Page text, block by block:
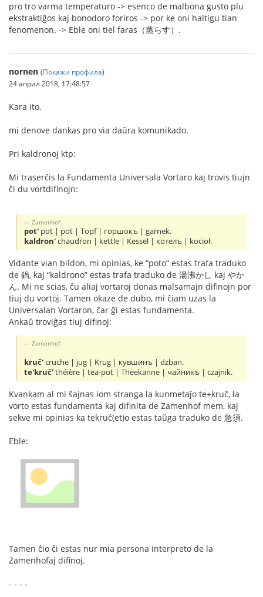
pro tro varma temperaturo -> esenco de malbona gusto plu
ekstraktiĝos kaj bonodoro foriros -> por ke oni haltigu tian
fenomenon. -> Eble oni tiel faras（蒸らす）.
nornen (Покажи профила)
24 април 2018, 17:48:57
Kara ito,
mi denove dankas pro via daŭra komunikado.
Pri kaldronoj ktp:
Mi traserĉis la Fundamenta Universala Vortaro kaj trovis tiujn
ĉi du vortdifinojn:
Zamenhof:
pot' pot | pot | Topf | горшокъ | garnek.
kaldron'chaudron | kettle | Kessel | котелъ | kocioł.
Vidante vian bildon, mi opinias, ke “poto” estas trafa traduko
de 鍋, kaj “kaldrono” estas trafa traduko de 湯沸かし kaj やか
ん. Mi ne scias, ĉu aliaj vortaroj donas malsamajn difinojn por
tiuj du vortoj. Tamen okaze de dubo, mi ĉiam uzas la
Universalan Vortaron, ĉar ĝi estas fundamenta.
Ankaŭ troviĝas tiuj difinoj:
Zamenhof:
kruĉ'cruche | jug | Krug | кувшинъ | dzban.
te'kruĉ'théière | tea-pot | Theekanne | чайникъ | czajnik.
Kvankam al mi ŝajnas iom stranga la kunmetaĵo te+kruĉ, la
vorto estas fundamenta kaj difinita de Zamenhof mem, kaj
sekve mi opinias ka tekruĉ(et)o estas taŭga traduko de 急須.
Eble:
Tamen ĉio ĉi estas nur mia persona interpreto de la
Zamenhofaj difinoj.
- - - -